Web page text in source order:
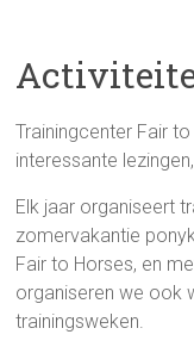
Trainingcenter Fair
interessante
Elk jaar organiseert
zomervakantie
Fair to Horses, en
organiseren we ook
trainingsweken.